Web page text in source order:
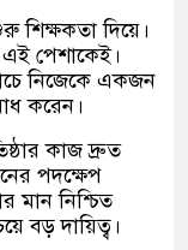
শিক্ষকতা দিয়ে।
পেশাকেই।
নিজেকে একজন
করেন।
কাজ দ্রুত
পদক্ষেপ
মান নিশ্চিত
বড় দায়িত্ব।